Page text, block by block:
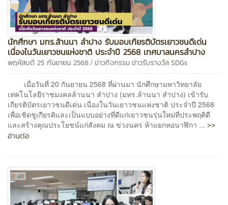
นักศึกษา มทร.ล้านนา ลำปาง รับมอบเกียรติบัตรเยาวชนดีเด่น
เนื่องในวันเยาวชนแห่งชาติ ประจำปี 2568 เทศบาลนครลำปาง
พฤหัสบดี 25 กันยายน 2568 / ข่าวกิจกรรมข่าวรับรางวัลSDGs
เมื่อวันที่ 20 กันยายน 2568 ที่ผ่านมา นักศึกษามหาวิทยาลัย
เทคโนโลยีราชมงคลล้านนา ลำปาง (มทร.ล้านนา ลำปาง) เข้ารับ
เกียรติบัตรเยาวชนดีเด่น เนื่องในวันเยาวชนแห่งชาติ ประจำปี 2568
เพื่อเชิดชูเกียรติและเป็นแบบอย่างที่ดีแก่เยาวชนรุ่นใหม่ที่ประพฤติดี
และสร้างคุณประโยชน์แก่สังคม ณ ข่วงนคร ห้าแยกหอนาฬิกา ... >>
อ่านต่อ